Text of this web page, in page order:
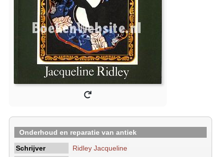
Onderhoud en reparatie van antiek
Schrijver
Ridley Jacqueline